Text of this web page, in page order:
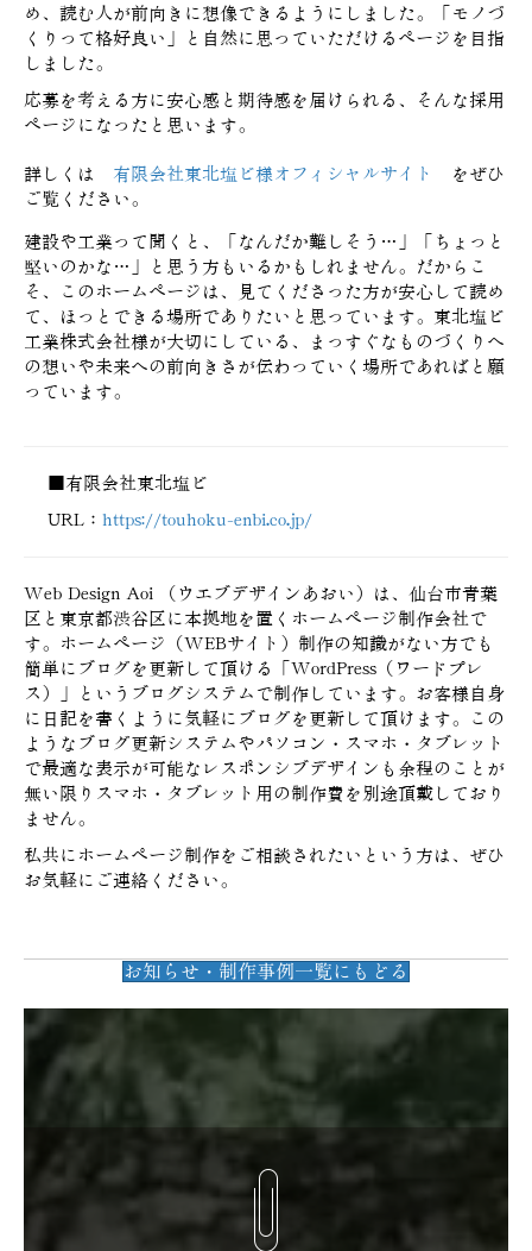
め、読む人が前向きに想像できるようにしました。「モノづ
くりって格好良い」と自然に思っていただけるページを目指
しました。
応募を考える方に安心感と期待感を届けられる、そんな採用
ページになったと思います。
詳しくは 有限会社東北塩ビ様オフィシャルサイト
をぜひ
ご覧ください。
建設や工業って聞くと、「なんだか難しそう…」「ちょっと
堅いのかな…」と思う方もいるかもしれません。だからこ
そ、このホームページは、見てくださった方が安心して読め
て、ほっとできる場所でありたいと思っています。東北塩ビ
工業株式会社様が大切にしている、まっすぐなものづくりへ
の想いや未来への前向きさが伝わっていく場所であればと願
っています。
■有限会社東北塩ビ
URL： https://touhoku-enbi.co.jp/
Web Design Aoi （ウエブデザインあおい）は、仙台市青葉
区と東京都渋谷区に本拠地を置くホームページ制作会社で
す。ホームページ（WEBサイト）制作の知識がない方でも
簡単にブログを更新して頂ける「WordPress（ワードプレ
ス）」というブログシステムで制作しています。お客様自身
に日記を書くように気軽にブログを更新して頂けます。この
ようなブログ更新システムやパソコン・スマホ・タブレット
で最適な表示が可能なレスポンシブデザインも余程のことが
無い限りスマホ・タブレット用の制作費を別途頂戴しており
ません。
私共にホームページ制作をご相談されたいという方は、ぜひ
お気軽にご連絡ください。
お知らせ・制作事例一覧にもどる
(